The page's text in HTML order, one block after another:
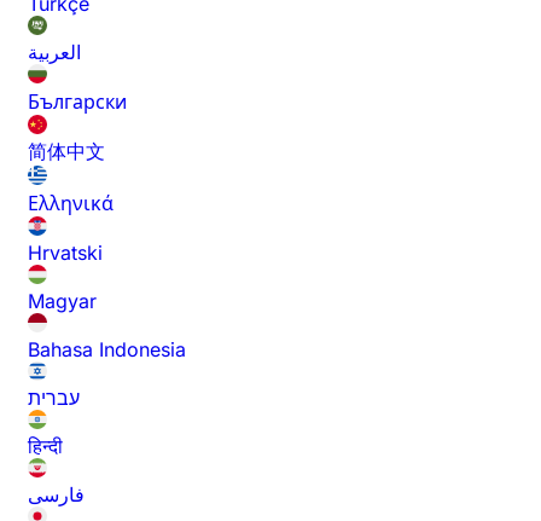
العربية
Български
简体中文
Ελληνικά
Hrvatski
Magyar
Bahasa Indonesia
עברית
हिन्दी
فارسی